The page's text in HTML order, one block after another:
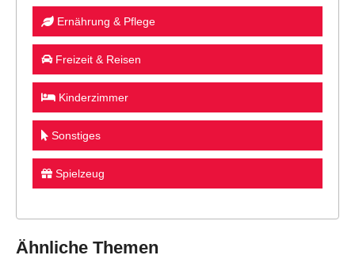
Ernährung & Pflege
Freizeit & Reisen
Kinderzimmer
Sonstiges
Spielzeug
Ähnliche Themen